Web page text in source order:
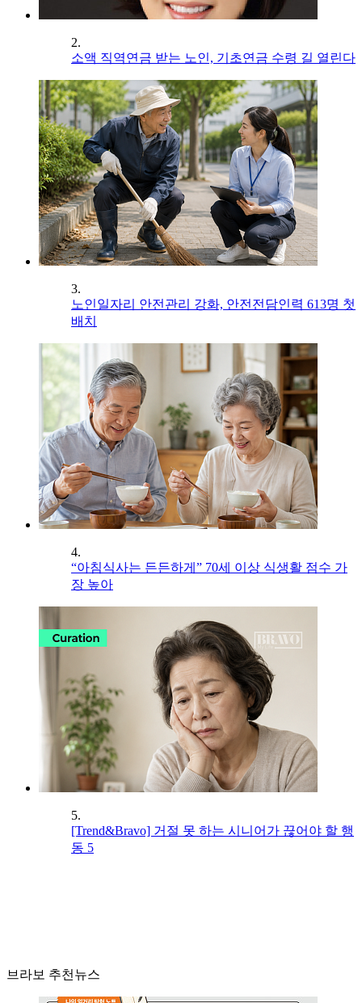
2.
소액 직역연금 받는 노인, 기초연금 수령 길 열린다
3.
노인일자리 안전관리 강화, 안전전담인력 613명 첫
배치
4.
“아침식사는 든든하게” 70세 이상 식생활 점수 가
장 높아
5.
[Trend&Bravo] 거절 못 하는 시니어가 끊어야 할 행
동 5
브라보 추천뉴스